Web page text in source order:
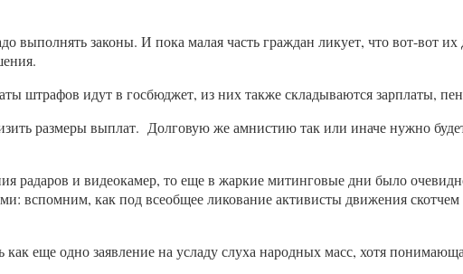
выполнять законы. И пока малая часть граждан ликует, что вот-вот
штрафов идут в госбюджет, из них также складываются зарплаты,
размеры выплат. Долговую же амнистию так или иначе нужно
радаров и видеокамер, то еще в жаркие митинговые дни было
вспомним, как под всеобщее ликование активисты движения
еще одно заявление на усладу слуха народных масс, хотя